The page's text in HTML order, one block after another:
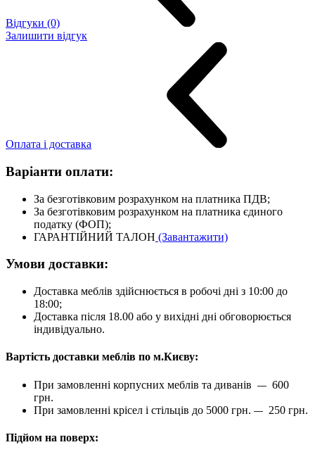
Відгуки (0)
Залишити відгук
Оплата і доставка
Варіанти оплати:
За безготівковим розрахунком на платника ПДВ;
За безготівковим розрахунком на платника єдиного
податку (ФОП);
ГАРАНТІЙНИЙ ТАЛОН (Завантажити)
Умови доставки:
Доставка меблів здійснюється в робочі дні з 10:00 до
18:00;
Доставка після 18.00 або у вихідні дні обговорюється
індивідуально.
Вартість доставки меблів по м.Києву:
При замовленні корпусних меблів та диванів — 600
грн.
При замовленні крісел і стільців до 5000 грн. — 250 грн.
Підйом на поверх: